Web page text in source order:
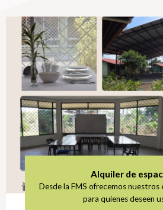
Alquiler de
Desde la FMS ofrecemos nuestros
para quienes deseen